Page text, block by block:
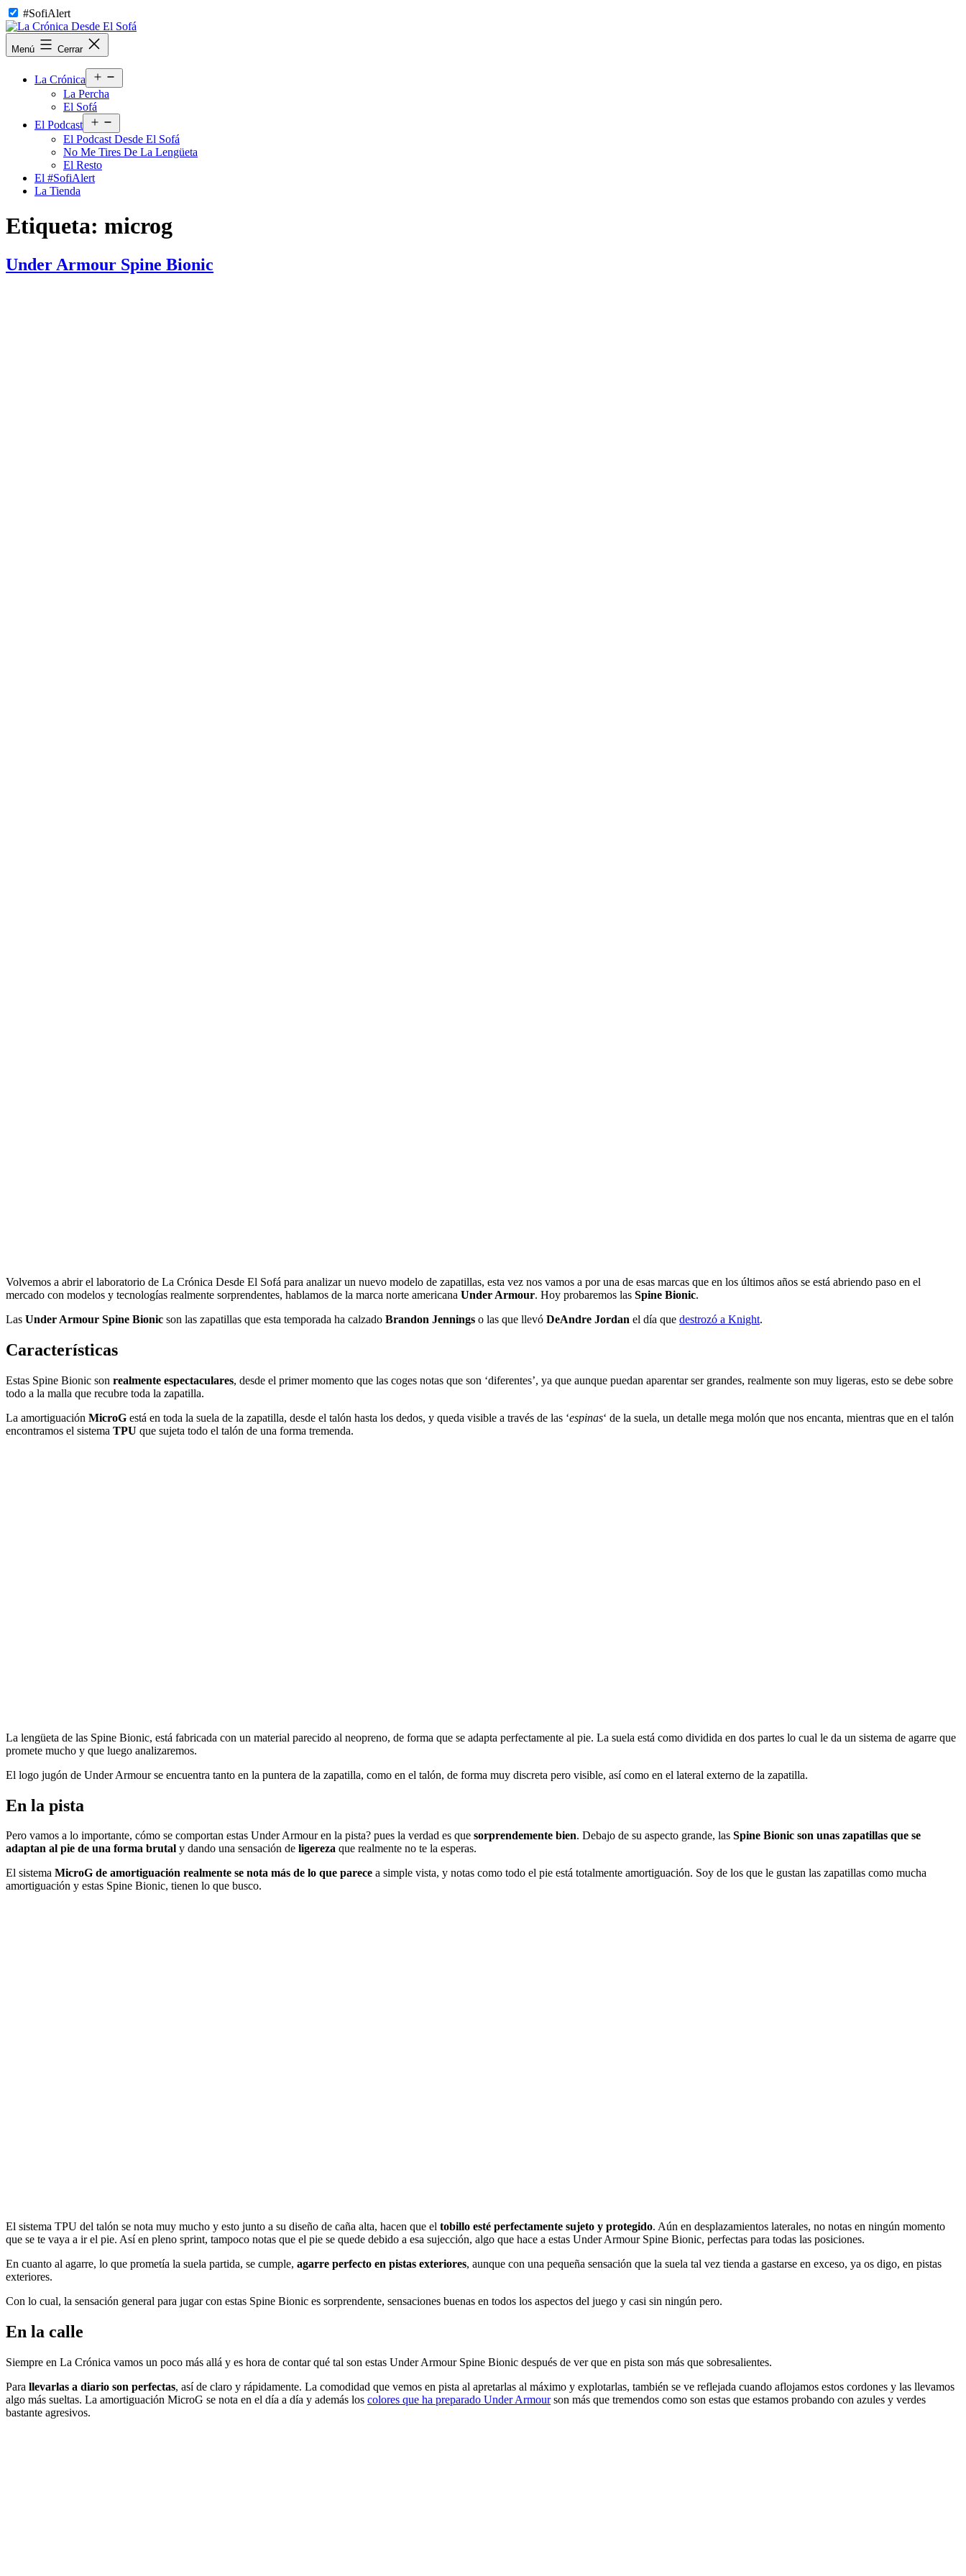
Saltar
al
contenido
#SofiAlert
La
Crónica
Menú Cerrar
La Crónica
el
La Percha
El Sofá
El Podcast
el
menú
El Podcast Desde El Sofá
No Me Tires De La Lengüeta
El Resto
El #SofiAlert
La Tienda
Etiqueta: microg
Under Armour Spine Bionic
Volvemos a abrir el laboratorio de La Crónica Desde El Sofá para analizar un nuevo modelo de zapatillas, esta vez nos vamos a por una de esas marcas que en los últimos años se está abriendo paso en el
mercado con modelos y tecnologías realmente sorprendentes, hablamos de la marca norte americana Under Armour. Hoy probaremos las Spine Bionic.
Las Under Armour Spine Bionic son las zapatillas que esta temporada ha calzado Brandon Jennings o las que llevó DeAndre Jordan el día que destrozó a Knight.
Características
Estas Spine Bionic son realmente espectaculares, desde el primer momento que las coges notas que son ‘diferentes’, ya que aunque puedan aparentar ser grandes, realmente son muy ligeras, esto se debe sobre
todo a la malla que recubre toda la zapatilla.
La amortiguación MicroG está en toda la suela de la zapatilla, desde el talón hasta los dedos, y queda visible a través de las ‘espinas‘ de la suela, un detalle mega molón que nos encanta, mientras que en el talón
encontramos el sistema TPU que sujeta todo el talón de una forma tremenda.
La lengüeta de las Spine Bionic, está fabricada con un material parecido al neopreno, de forma que se adapta perfectamente al pie. La suela está como dividida en dos partes lo cual le da un sistema de agarre que
promete mucho y que luego analizaremos.
El logo jugón de Under Armour se encuentra tanto en la puntera de la zapatilla, como en el talón, de forma muy discreta pero visible, así como en el lateral externo de la zapatilla.
En la pista
Pero vamos a lo importante, cómo se comportan estas Under Armour en la pista? pues la verdad es que sorprendemente bien. Debajo de su aspecto grande, las Spine Bionic son unas zapatillas que se
adaptan al pie de una forma brutal y dando una sensación de ligereza que realmente no te la esperas.
El sistema MicroG de amortiguación realmente se nota más de lo que parece a simple vista, y notas como todo el pie está totalmente amortiguación. Soy de los que le gustan las zapatillas como mucha
amortiguación y estas Spine Bionic, tienen lo que busco.
El sistema TPU del talón se nota muy mucho y esto junto a su diseño de caña alta, hacen que el tobillo esté perfectamente sujeto y protegido. Aún en desplazamientos laterales, no notas en ningún momento
que se te vaya a ir el pie. Así en pleno sprint, tampoco notas que el pie se quede debido a esa sujección, algo que hace a estas Under Armour Spine Bionic, perfectas para todas las posiciones.
En cuanto al agarre, lo que prometía la suela partida, se cumple, agarre perfecto en pistas exteriores, aunque con una pequeña sensación que la suela tal vez tienda a gastarse en exceso, ya os digo, en pistas
exteriores.
Con lo cual, la sensación general para jugar con estas Spine Bionic es sorprendente, sensaciones buenas en todos los aspectos del juego y casi sin ningún pero.
En la calle
Siempre en La Crónica vamos un poco más allá y es hora de contar qué tal son estas Under Armour Spine Bionic después de ver que en pista son más que sobresalientes.
Para llevarlas a diario son perfectas, así de claro y rápidamente. La comodidad que vemos en pista al apretarlas al máximo y explotarlas, también se ve reflejada cuando aflojamos estos cordones y las llevamos
algo más sueltas. La amortiguación MicroG se nota en el día a día y además los colores que ha preparado Under Armourson más que tremendos como son estas que estamos probando con azules y verdes
bastante agresivos.